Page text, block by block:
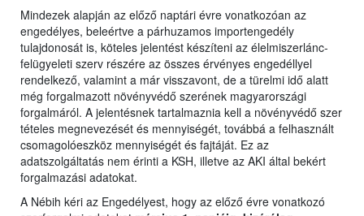
Mindezek alapján az előző naptári évre vonatkozóan az
engedélyes, beleértve a párhuzamos importengedély
tulajdonosát is, köteles jelentést készíteni az élelmiszerlánc-
felügyeleti szerv részére az összes érvényes engedéllyel
rendelkező, valamint a már visszavont, de a türelmi idő alatt
még forgalmazott növényvédő szerének magyarországi
forgalmáról. A jelentésnek tartalmaznia kell a növényvédő szer
tételes megnevezését és mennyiségét, továbbá a felhasznált
csomagolóeszköz mennyiségét és fajtáját. Ez az
adatszolgáltatás nem érinti a KSH, illetve az AKI által bekért
forgalmazási adatokat.
A Nébih kéri az Engedélyest, hogy az előző évre vonatkozó